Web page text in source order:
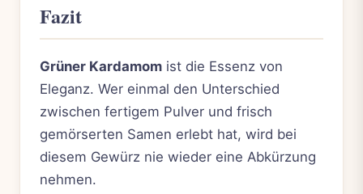
Fazit
Grüner Kardamom ist die Essenz von
Eleganz. Wer einmal den Unterschied
zwischen fertigem Pulver und frisch
gemörserten Samen erlebt hat, wird bei
diesem Gewürz nie wieder eine Abkürzung
nehmen.